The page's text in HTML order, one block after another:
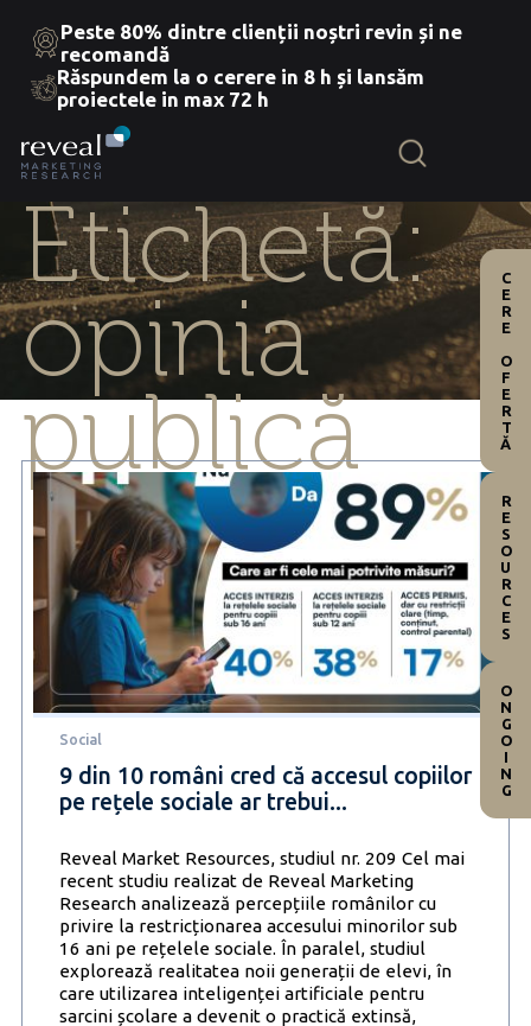
Skip
the
content
Peste 80% dintre clienții noștri revin și ne
recomandă
Răspundem la o cerere in 8 h și lansăm
proiectele in max 72 h
Etichetă:
opinia
publică
Social
9 din 10 români cred că accesul copiilor
pe rețele sociale ar trebui...
Reveal Market Resources, studiul nr. 209 Cel mai
recent studiu realizat de Reveal Marketing
Research analizează percepțiile românilor cu
privire la restricționarea accesului minorilor sub
16 ani pe rețelele sociale. În paralel, studiul
explorează realitatea noii generații de elevi, în
care utilizarea inteligenței artificiale pentru
sarcini școlare a devenit o practică extinsă,
CERE OFERTĂ
RESOURCES
ONGOING